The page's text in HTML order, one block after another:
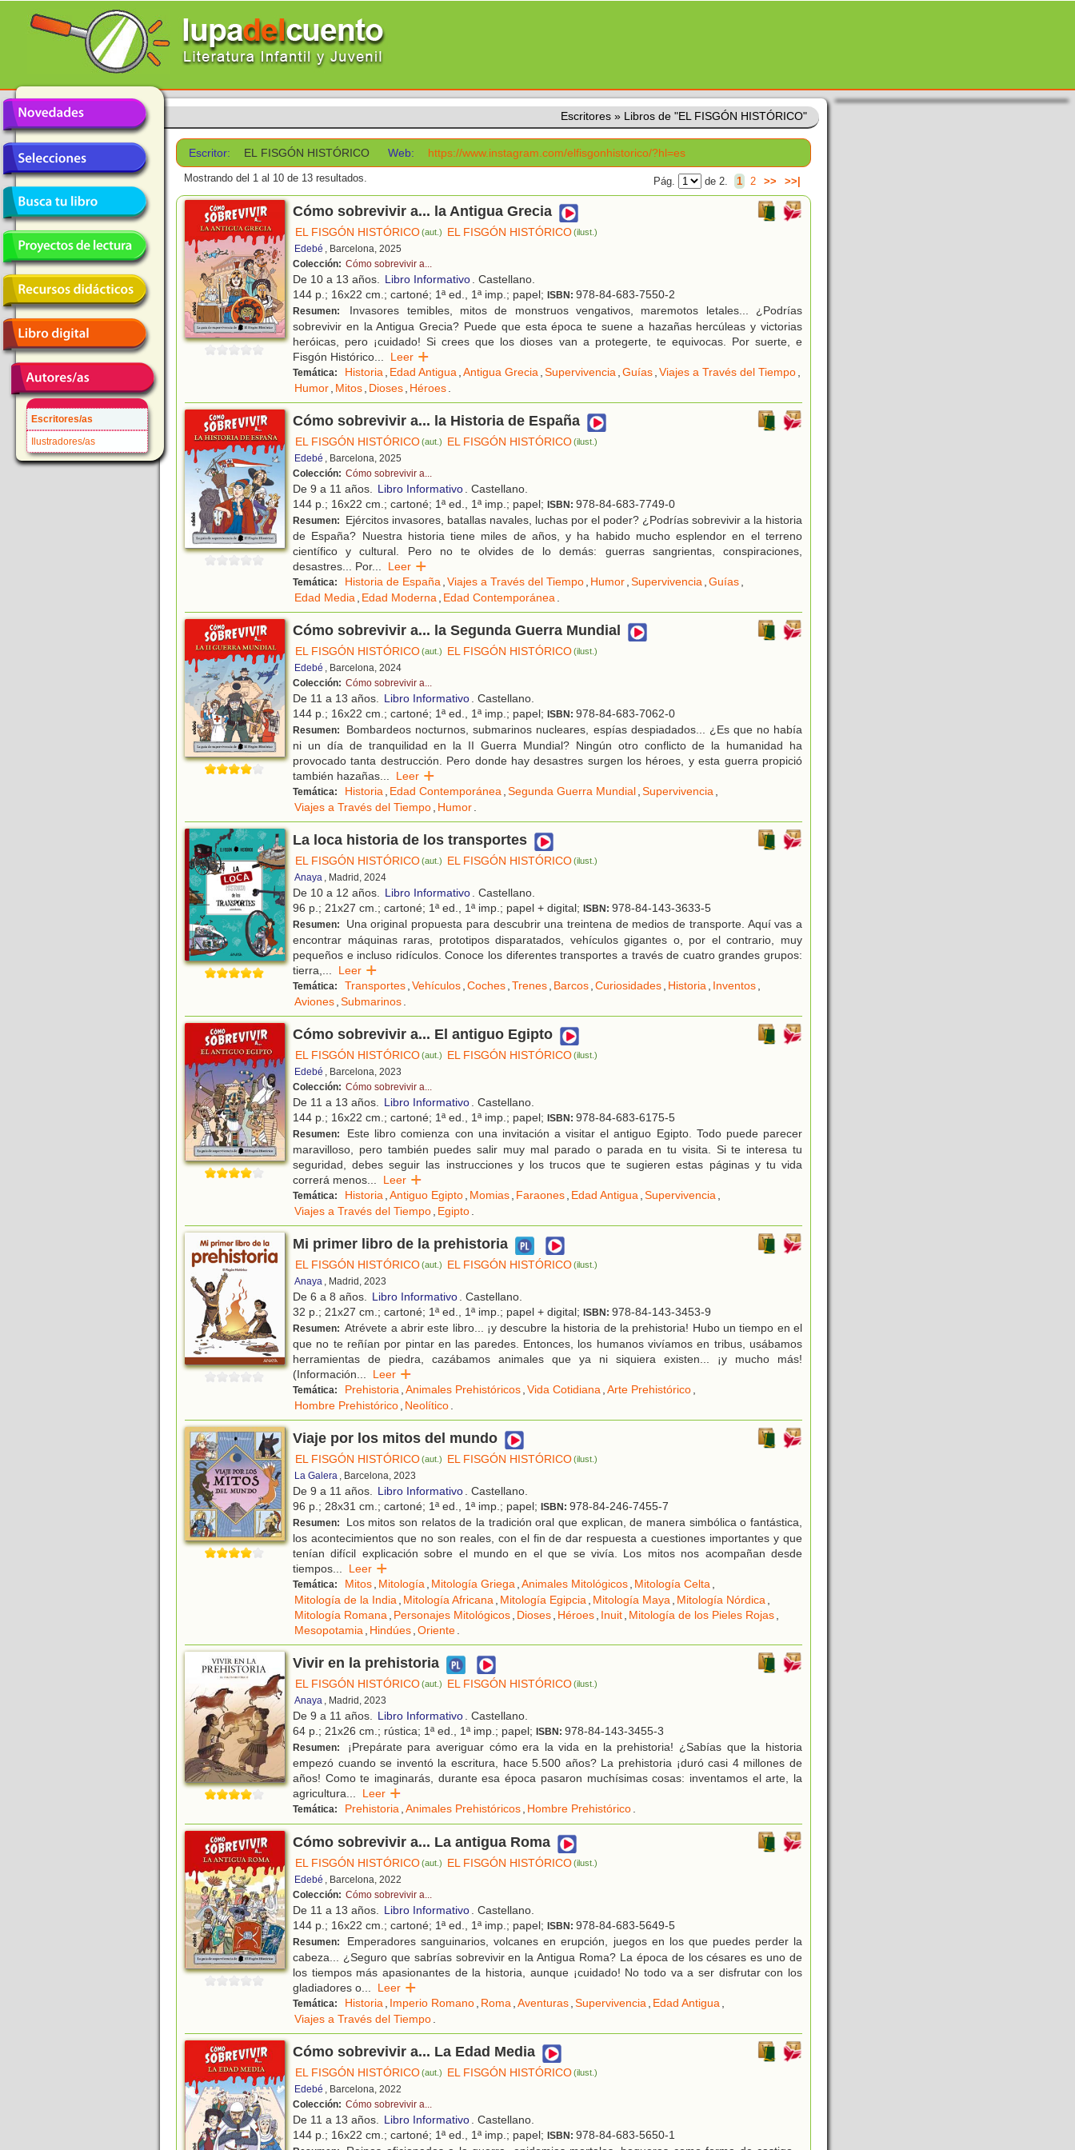
Escritores/as
Ilustradores/as
Escritores » Libros de "EL FISGÓN HISTÓRICO"
Escritor: EL FISGÓN HISTÓRICO Web: https://www.instagram.com/elfisgonhistorico/?hl=es
Mostrando del 1 al 10 de 13 resultados. Pág. de 2. 1 2 >> >>|
Cómo sobrevivir a... la Antigua Grecia
EL FISGÓN HISTÓRICO(aut.) EL FISGÓN HISTÓRICO(ilust.)
Edebé , Barcelona, 2025
Colección: Cómo sobrevivir a...
De 10 a 13 años. Libro Informativo. Castellano.
144 p.; 16x22 cm.; cartoné; 1ª ed., 1ª imp.; papel; ISBN: 978-84-683-7550-2
Resumen:
Invasores temibles, mitos de monstruos vengativos, maremotos letales... ¿Podrías
sobrevivir en la Antigua Grecia? Puede que esta época te suene a hazañas hercúleas y victorias
heróicas, pero ¡cuidado! Si crees que los dioses van a protegerte, te equivocas. Por suerte, e
Fisgón Histórico... Leer
Temática: Historia, Edad Antigua,Antigua Grecia,Supervivencia,Guías,Viajes a Través del Tiempo,
Humor, Mitos, Dioses, Héroes.
Cómo sobrevivir a... la Historia de España
EL FISGÓN HISTÓRICO(aut.) EL FISGÓN HISTÓRICO(ilust.)
Edebé , Barcelona, 2025
Colección: Cómo sobrevivir a...
De 9 a 11 años. Libro Informativo. Castellano.
144 p.; 16x22 cm.; cartoné; 1ª ed., 1ª imp.; papel; ISBN: 978-84-683-7749-0
Resumen:
Ejércitos invasores, batallas navales, luchas por el poder? ¿Podrías sobrevivir a la historia
de España? Nuestra historia tiene miles de años, y ha habido mucho esplendor en el terreno
científico y cultural. Pero no te olvides de lo demás: guerras sangrientas, conspiraciones,
desastres... Por... Leer
Temática: Historia de España,Viajes a Través del Tiempo, Humor,Supervivencia,Guías,
Edad Media, Edad Moderna, Edad Contemporánea.
Cómo sobrevivir a... la Segunda Guerra Mundial
EL FISGÓN HISTÓRICO(aut.) EL FISGÓN HISTÓRICO(ilust.)
Edebé , Barcelona, 2024
Colección: Cómo sobrevivir a...
De 11 a 13 años. Libro Informativo. Castellano.
144 p.; 16x22 cm.; cartoné; 1ª ed., 1ª imp.; papel; ISBN: 978-84-683-7062-0
Resumen:
Bombardeos nocturnos, submarinos nucleares, espías despiadados... ¿Es que no había
ni un día de tranquilidad en la II Guerra Mundial? Ningún otro conflicto de la humanidad ha
provocado tanta destrucción. Pero donde hay desastres surgen los héroes, y esta guerra propició
también hazañas... Leer
Temática: Historia, Edad Contemporánea,Segunda Guerra Mundial,Supervivencia,
Viajes a Través del Tiempo, Humor.
La loca historia de los transportes
EL FISGÓN HISTÓRICO(aut.) EL FISGÓN HISTÓRICO(ilust.)
Anaya , Madrid, 2024
De 10 a 12 años. Libro Informativo. Castellano.
96 p.; 21x27 cm.; cartoné; 1ª ed., 1ª imp.; papel + digital; ISBN: 978-84-143-3633-5
Resumen:
Una original propuesta para descubrir una treintena de medios de transporte. Aquí vas a
encontrar máquinas raras, prototipos disparatados, vehículos gigantes o, por el contrario, muy
pequeños e incluso ridículos. Conoce los diferentes transportes a través de cuatro grandes grupos:
tierra,... Leer
Temática: Transportes,Vehículos,Coches,Trenes, Barcos,Curiosidades, Historia, Inventos,
Aviones,Submarinos.
Cómo sobrevivir a... El antiguo Egipto
EL FISGÓN HISTÓRICO(aut.) EL FISGÓN HISTÓRICO(ilust.)
Edebé , Barcelona, 2023
Colección: Cómo sobrevivir a...
De 11 a 13 años. Libro Informativo. Castellano.
144 p.; 16x22 cm.; cartoné; 1ª ed., 1ª imp.; papel; ISBN: 978-84-683-6175-5
Resumen:
Este libro comienza con una invitación a visitar el antiguo Egipto. Todo puede parecer
maravilloso, pero también puedes salir muy mal parado o parada en tu visita. Si te interesa tu
seguridad, debes seguir las instrucciones y los trucos que te sugieren estas páginas y tu vida
correrá menos... Leer
Temática: Historia,Antiguo Egipto, Momias, Faraones, Edad Antigua,Supervivencia,
Viajes a Través del Tiempo, Egipto.
Mi primer libro de la prehistoria
EL FISGÓN HISTÓRICO(aut.) EL FISGÓN HISTÓRICO(ilust.)
Anaya , Madrid, 2023
De 6 a 8 años. Libro Informativo. Castellano.
32 p.; 21x27 cm.; cartoné; 1ª ed., 1ª imp.; papel + digital; ISBN: 978-84-143-3453-9
Resumen: Atrévete a abrir este libro... ¡y descubre la historia de la prehistoria! Hubo un tiempo en el
que no te reñían por pintar en las paredes. Entonces, los humanos vivíamos en tribus, usábamos
herramientas de piedra, cazábamos animales que ya ni siquiera existen... ¡y mucho más!
(Información... Leer
Temática: Prehistoria,Animales Prehistóricos,Vida Cotidiana,Arte Prehistórico,
Hombre Prehistórico, Neolítico.
Viaje por los mitos del mundo
EL FISGÓN HISTÓRICO(aut.) EL FISGÓN HISTÓRICO(ilust.)
La Galera , Barcelona, 2023
De 9 a 11 años. Libro Informativo. Castellano.
96 p.; 28x31 cm.; cartoné; 1ª ed., 1ª imp.; papel; ISBN: 978-84-246-7455-7
Resumen:
Los mitos son relatos de la tradición oral que explican, de manera simbólica o fantástica,
los acontecimientos que no son reales, con el fin de dar respuesta a cuestiones importantes y que
tenían difícil explicación sobre el mundo en el que se vivía. Los mitos nos acompañan desde
tiempos... Leer
Temática: Mitos, Mitología, Mitología Griega,Animales Mitológicos, Mitología Celta,
Mitología de la India, Mitología Africana, Mitología Egipcia, Mitología Maya, Mitología Nórdica,
Mitología Romana, Personajes Mitológicos, Dioses, Héroes, Inuit, Mitología de los Pieles Rojas,
Mesopotamia, Hindúes,Oriente.
Vivir en la prehistoria
EL FISGÓN HISTÓRICO(aut.) EL FISGÓN HISTÓRICO(ilust.)
Anaya , Madrid, 2023
De 9 a 11 años. Libro Informativo. Castellano.
64 p.; 21x26 cm.; rústica; 1ª ed., 1ª imp.; papel; ISBN: 978-84-143-3455-3
Resumen:
¡Prepárate para averiguar cómo era la vida en la prehistoria! ¿Sabías que la historia
empezó cuando se inventó la escritura, hace 5.500 años? La prehistoria ¡duró casi 4 millones de
años! Como te imaginarás, durante esa época pasaron muchísimas cosas: inventamos el arte, la
agricultura... Leer
Temática: Prehistoria,Animales Prehistóricos, Hombre Prehistórico.
Cómo sobrevivir a... La antigua Roma
EL FISGÓN HISTÓRICO(aut.) EL FISGÓN HISTÓRICO(ilust.)
Edebé , Barcelona, 2022
Colección: Cómo sobrevivir a...
De 11 a 13 años. Libro Informativo. Castellano.
144 p.; 16x22 cm.; cartoné; 1ª ed., 1ª imp.; papel; ISBN: 978-84-683-5649-5
Resumen:
Emperadores sanguinarios, volcanes en erupción, juegos en los que puedes perder la
cabeza... ¿Seguro que sabrías sobrevivir en la Antigua Roma? La época de los césares es uno de
los tiempos más apasionantes de la historia, aunque ¡cuidado! No todo va a ser disfrutar con los
gladiadores o... Leer
Temática: Historia, Imperio Romano, Roma,Aventuras,Supervivencia, Edad Antigua,
Viajes a Través del Tiempo.
Cómo sobrevivir a... La Edad Media
EL FISGÓN HISTÓRICO(aut.) EL FISGÓN HISTÓRICO(ilust.)
Edebé , Barcelona, 2022
Colección: Cómo sobrevivir a...
De 11 a 13 años. Libro Informativo. Castellano.
144 p.; 16x22 cm.; cartoné; 1ª ed., 1ª imp.; papel; ISBN: 978-84-683-5650-1